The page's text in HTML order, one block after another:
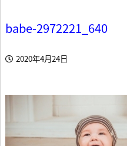
babe-2972221_640
2020年4月24日